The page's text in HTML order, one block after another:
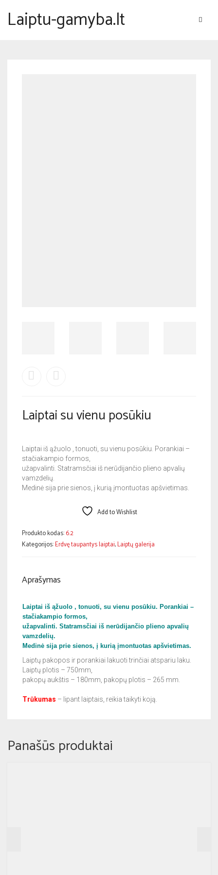
Laiptu-gamyba.lt
Laiptai su vienu posūkiu
Laiptai iš ąžuolo , tonuoti, su vienu posūkiu. Porankiai –
stačiakampio formos,
užapvalinti. Statramsčiai iš nerūdijančio plieno apvalių
vamzdelių.
Medinė sija prie sienos, į kurią įmontuotas apšvietimas.
Add to Wishlist
Produkto kodas:6.2
Kategorijos:Erdvę taupantys laiptai,Laiptų galerija
Aprašymas
Laiptai iš ąžuolo , tonuoti, su vienu posūkiu. Porankiai –
stačiakampio formos,
užapvalinti. Statramsčiai iš nerūdijančio plieno apvalių
vamzdelių.
Medinė sija prie sienos, į kurią įmontuotas apšvietimas.
Laiptų pakopos ir porankiai lakuoti trinčiai atspariu laku.
Laiptų plotis – 750mm,
pakopų aukštis – 180mm, pakopų plotis – 265 mm.
Trūkumas – lipant laiptais, reikia taikyti koją.
Panašūs produktai